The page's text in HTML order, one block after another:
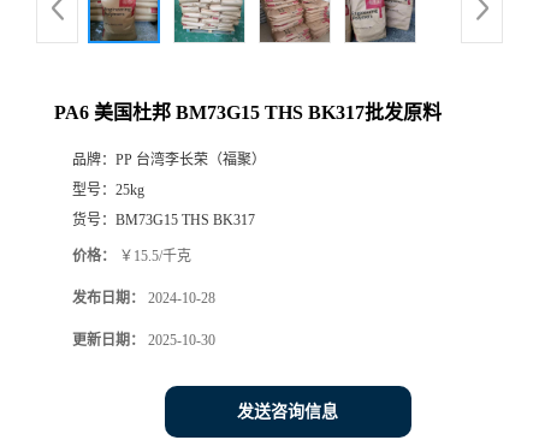
PA6 美国杜邦 BM73G15 THS BK317批发原料
品牌： PP 台湾李长荣（福聚）
型号： 25kg
货号： BM73G15 THS BK317
价格： ￥15.5/千克
发布日期： 2024-10-28
更新日期： 2025-10-30
发送咨询信息